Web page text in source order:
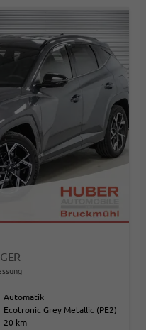
Automatik
Ecotronic Grey Metallic (PE2)
20 km